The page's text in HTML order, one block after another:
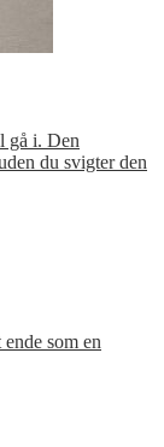
gå i. Den
du svigter den
som en